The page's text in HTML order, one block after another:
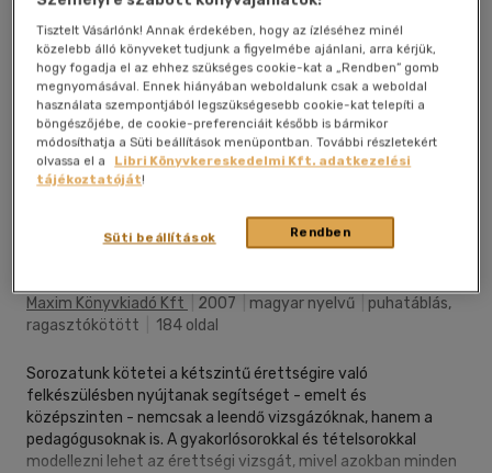
Megosztom
Maxim Könyvkiadó Kft 2007 magyar nyelvű
puhatáblás,
ragasztókötött
184 oldal
Sorozatunk kötetei a kétszintű érettségire való
felkészülésben nyújtanak segítséget - emelt és
középszinten - nemcsak a leendő vizsgázóknak, hanem a
pedagógusoknak is. A gyakorlósorokkal és tételsorokkal
modellezni lehet az érettségi vizsgát, mivel azokban minden
Tisztelt Vásárlónk! Annak érdekében, hogy az ízléséhez minél
közelebb álló könyveket tudjunk a figyelmébe ajánlani, arra kérjük,
hogy fogadja el az ehhez szükséges cookie-kat a „Rendben” gomb
megnyomásával. Ennek hiányában weboldalunk csak a weboldal
használata szempontjából legszükségesebb cookie-kat telepíti a
böngészőjébe, de cookie-preferenciáit később is bármikor
módosíthatja a Süti beállítások menüpontban. További részletekért
olvassa el a
Libri Könyvkereskedelmi Kft. adatkezelési
tájékoztatóját!
Rendben
Süti beállítások